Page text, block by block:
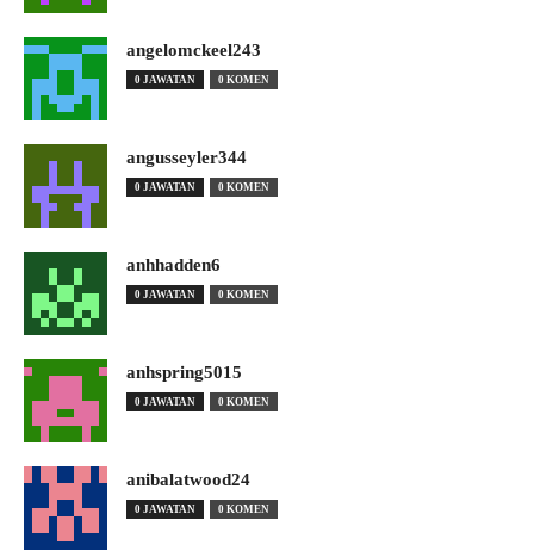
angelomckeel243
0 JAWATAN 0 KOMEN
angusseyler344
0 JAWATAN 0 KOMEN
anhhadden6
0 JAWATAN 0 KOMEN
anhspring5015
0 JAWATAN 0 KOMEN
anibalatwood24
0 JAWATAN 0 KOMEN